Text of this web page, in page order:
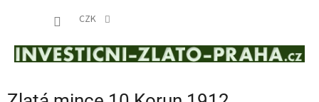
CZK